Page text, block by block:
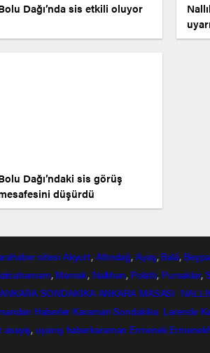
Dağı’nda sis etkili oluyor
Dağı’ndaki sis görüş
düşürdü
sitesi Akyurt,Altındağ,Ayaş, Balâ,
, Mamak, Nallıhan, Polatlı, Pursaklar,
ANKARA SONDAKİKA ANKARA MASASI
Haberler Karaman Sondakika Larende
asayiş, uyanış haberkaraman Ermenek